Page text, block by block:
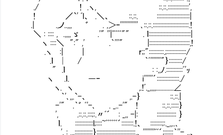
./ ! .ヽ, ::.::.::::::::::::::',
! ／`' ﾞl、 .＼、 ::.::. ::::::::::::::::::::::|
.| .,ノ..,,, ゛ . ,＞ｰ'''''''''''' ､::.::.::::::::::::::::::::::::.!
＼ : :::: , .,,,, ゞ .'" ''|'ﾞﾞﾞﾞ"" . ｌ::::::::::::::::::::::::::::|
ヽ ::::＼ ":" ,' .｀'''" |:::::::::::::::::::::::::::,!
.ヽ :| | r;;"::::::::::.;:::::::::::::/ 【授
.ｌ │ / ｀ﾞ'''''''"｝:::::::::/
" .ｌ : :,,ﾉ.:::::::::::ﾞ'ｯ
ヽ .ｌ. ―ｰ i''''''´:::::::::::::::./
ヽ. ヽ ,.!ﾞ._,,,,............∠ さーて。
｀'､,,.`-、 ,.-｝ ::.::.|
-'" .｀゛ ﾞ'-､ . _..-'" ! ::.::.:::::｝
', .::.::.:::;:.〃ﾞ´ : _,, -|: ::::::::::::: ｝
ｌ. ::::::::::::l;::::~ﾞﾞﾞﾞﾞﾞ´::::::::.!、 ::::::::;:._,,..､ﾞ
', : .,.::::::::::::｝::::::::::::::::::::::::::,､ ''''''''ﾞﾞ´;::::::｀''- ,,、